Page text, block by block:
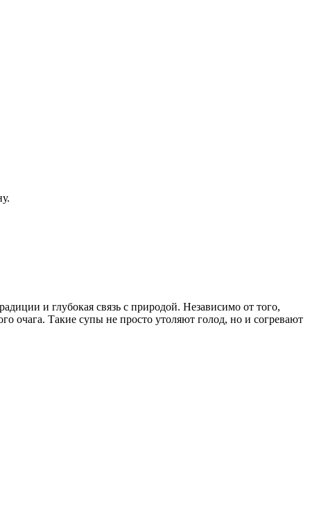
и глубокая связь с природой. Независимо от того,
очага. Такие супы не просто утоляют голод, но и согревают